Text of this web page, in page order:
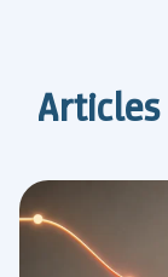
Articles